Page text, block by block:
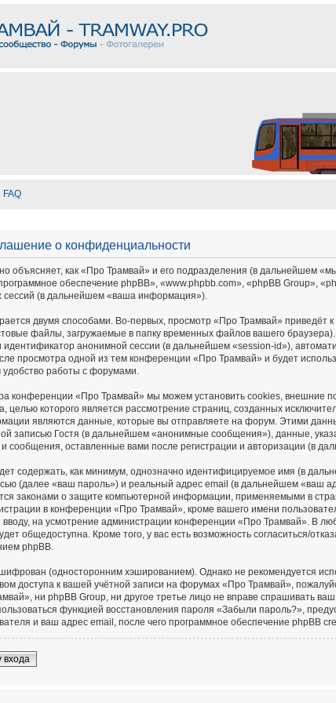
FAQ
о конфиденциальности
объясняет, как «Про Трамвай» и его подразделения (в дальнейшем
обеспечение phpBB», «www.phpbb.com», «phpBB Group»,
сессий (в дальнейшем «ваша информация»).
двумя способами. Во-первых, просмотр «Про Трамвай» приведёт
файлы, загружаемые в папку временных файлов вашего
анонимной сессии (в дальнейшем «session-id»),
просмотра одной из тем конференции «Про Трамвай» и будет
работы с форумами.
конференции «Про Трамвай» мы можем установить cookies, внешние
целью которого является рассмотрение страниц, созданных
являются данные, которые вы отправляете на форум. Этими
записью Гостя (в дальнейшем «анонимные сообщения»), данные,
сообщения, оставленные вами после регистрации и авторизации (в
содержать, как минимум, однозначно идентифицируемое имя (в
(далее «ваш пароль») и реальный адрес email (в дальнейшем «ваш
законами о защите компьютерной информации, применяемыми в
в конференции «Про Трамвай», кроме вашего имени
вводу, на усмотрение администрации конференции «Про Трамвай». В
общедоступна. Кроме того, у вас есть возможность согласиться/
phpBB.
(односторонним хэшированием). Однако не рекомендуется
доступа к вашей учётной записи на форумах «Про Трамвай»,
ни phpBB Group, ни другое третье лицо не вправе спрашивать
функцией восстановления пароля «Забыли пароль?»,
и ваш адрес email, после чего программное обеспечение phpBB
входа